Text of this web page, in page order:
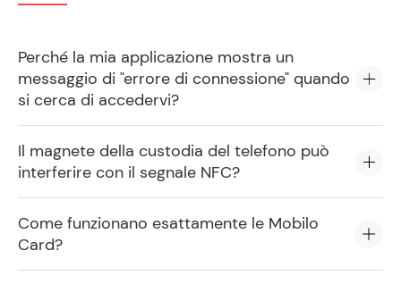
Perché la mia applicazione mostra un
messaggio di "errore di connessione" quando
si cerca di accedervi?
Il magnete della custodia del telefono può
interferire con il segnale NFC?
Come funzionano esattamente le Mobilo
Card?